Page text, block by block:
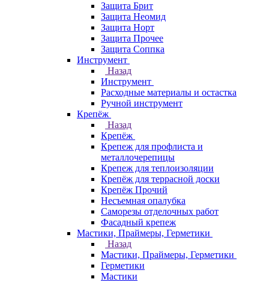
Защита Брит
Защита Неомид
Защита Норт
Защита Прочее
Защита Соппка
Инструмент
Назад
Инструмент
Расходные материалы и остастка
Ручной инструмент
Крепёж
Назад
Крепёж
Крепеж для профлиста и
металлочерепицы
Крепеж для теплоизоляции
Крепёж для террасной доски
Крепёж Прочий
Несъемная опалубка
Саморезы отделочных работ
Фасадный крепеж
Мастики, Праймеры, Герметики
Назад
Мастики, Праймеры, Герметики
Герметики
Мастики